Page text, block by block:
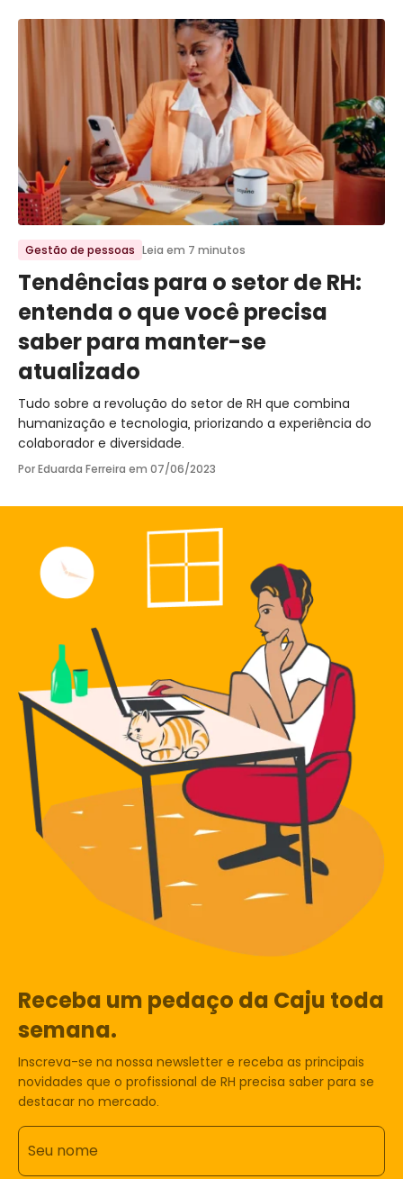
Ir para o post
Gestão de pessoas Leia em 7 minutos
Tendências para o setor de RH:
entenda o que você precisa
saber para manter-se
atualizado
Tudo sobre a revolução do setor de RH que combina
humanização e tecnologia, priorizando a experiência do
colaborador e diversidade.
Por Eduarda Ferreira em 07/06/2023
Receba um pedaço da Caju toda
semana.
Inscreva-se na nossa newsletter e receba as principais
novidades que o profissional de RH precisa saber para se
destacar no mercado.
Seu nome